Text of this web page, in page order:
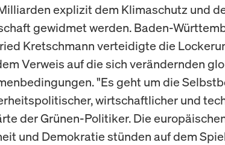
explizit dem Klimaschutz und
gewidmet werden. Baden-
Kretschmann verteidigte die
Verweis auf die sich verändernden
"Es geht um die
wirtschaftlicher und
der Grünen-Politiker. Die
und Demokratie stünden auf dem